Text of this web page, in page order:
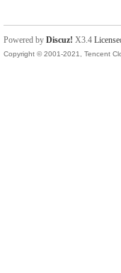
Powered by Discuz! X3.4
Copyright © 2001-2021, Tencent